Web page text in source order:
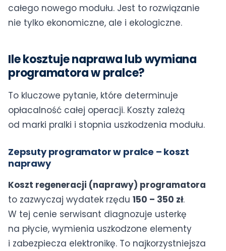
całego nowego modułu. Jest to rozwiązanie
nie tylko ekonomiczne, ale i ekologiczne.
Ile kosztuje naprawa lub wymiana
programatora w pralce?
To kluczowe pytanie, które determinuje
opłacalność całej operacji. Koszty zależą
od marki pralki i stopnia uszkodzenia modułu.
Zepsuty programator w pralce – koszt
naprawy
Koszt regeneracji (naprawy) programatora
to zazwyczaj wydatek rzędu 150 – 350 zł.
W tej cenie serwisant diagnozuje usterkę
na płycie, wymienia uszkodzone elementy
i zabezpiecza elektronikę. To najkorzystniejsza